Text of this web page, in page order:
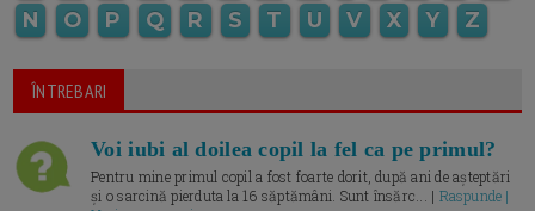
N
O P Q R S T U V X Y Z
ÎNTREBARI
Voi iubi al doilea copil la fel ca pe primul?
Pentru mine primul copil a fost foarte dorit, după ani de așteptări
și o sarcină pierduta la 16 săptămâni. Sunt însărc... | Raspunde |